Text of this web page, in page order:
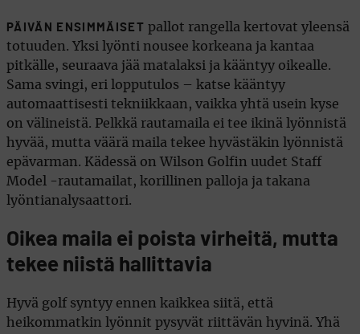
PÄIVÄN ENSIMMÄISET pallot rangella kertovat yleensä
totuuden. Yksi lyönti nousee korkeana ja kantaa
pitkälle, seuraava jää matalaksi ja kääntyy oikealle.
Sama svingi, eri lopputulos – katse kääntyy
automaattisesti tekniikkaan, vaikka yhtä usein kyse
on välineistä. Pelkkä rautamaila ei tee ikinä lyönnistä
hyvää, mutta väärä maila tekee hyvästäkin lyönnistä
epävarman. Kädessä on Wilson Golfin uudet Staff
Model -rautamailat, korillinen palloja ja takana
lyöntianalysaattori.
Oikea maila ei poista virheitä, mutta
tekee niistä hallittavia
Hyvä golf syntyy ennen kaikkea siitä, että
heikommatkin lyönnit pysyvät riittävän hyvinä. Yhä